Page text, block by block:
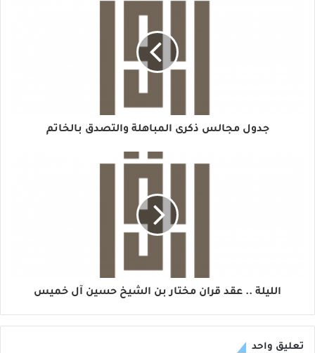
جدول مجالس ذكرى المباهلة والتصدق بالخاتم
الليلة .. عقد قران مختار بن الشيخ حسين آل خميس
تعليق واحد